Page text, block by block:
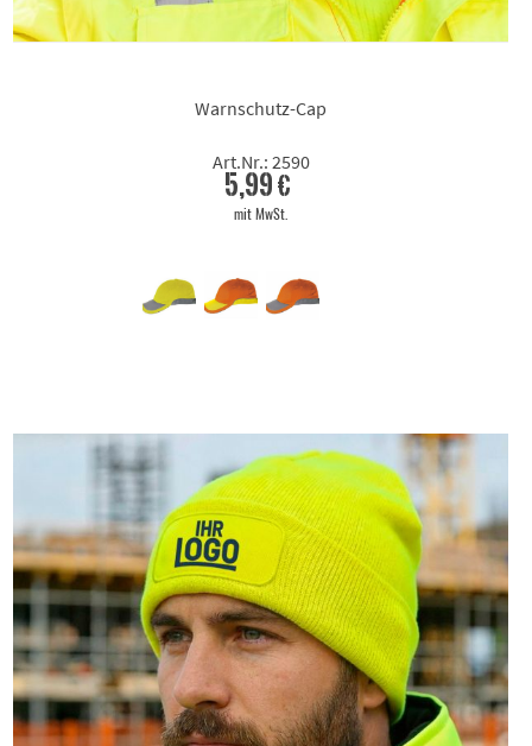
Warnschutz-Cap
Art.Nr.: 2590
5,99 €
mit MwSt.